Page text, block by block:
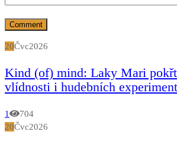
20Čvc2026
Kind (of) mind: Laky Mari
vlídnosti i hudebních
1
704
20Čvc2026